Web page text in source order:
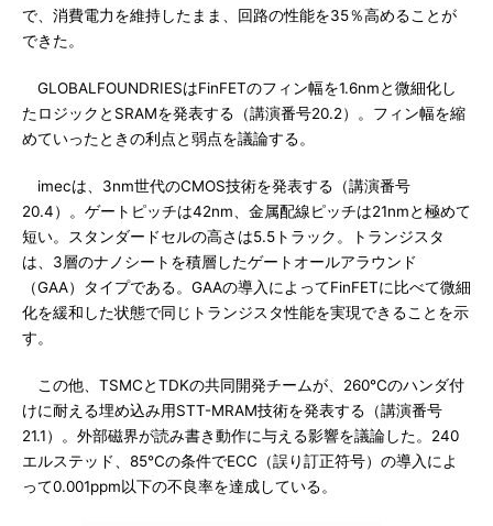
で、消費電力を維持したまま、回路の性能を35％高めることが
できた。
GLOBALFOUNDRIESはFinFETのフィン幅を1.6nmと微細化し
たロジックとSRAMを発表する（講演番号20.2）。フィン幅を縮
めていったときの利点と弱点を議論する。
imecは、3nm世代のCMOS技術を発表する（講演番号
20.4）。ゲートピッチは42nm、金属配線ピッチは21nmと極めて
短い。スタンダードセルの高さは5.5トラック。トランジスタ
は、3層のナノシートを積層したゲートオールアラウンド
（GAA）タイプである。GAAの導入によってFinFETに比べて微細
化を緩和した状態で同じトランジスタ性能を実現できることを示
す。
この他、TSMCとTDKの共同開発チームが、260℃のハンダ付
けに耐える埋め込み用STT-MRAM技術を発表する（講演番号
21.1）。外部磁界が読み書き動作に与える影響を議論した。240
エルステッド、85℃の条件でECC（誤り訂正符号）の導入によ
って0.001ppm以下の不良率を達成している。